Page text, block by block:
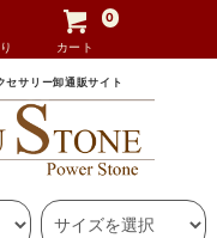
カート
0
セサリー卸通販サイト